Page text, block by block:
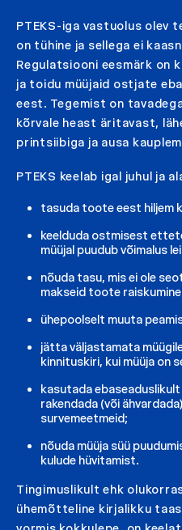
PTEKS-iga vastuolus olev
on tühine ja sellega ei
Regulatsiooni eesmärk on
ja toidu müüjaid ostjate
eest. Tegemist on
kõrvale heast äritavast,
printsiibiga ja ausa
PTEKS keelab igal juhul ja
tasuda toote eest hiljem
keelduda ostmisest
müüjal puudub võimalus
nõuda tasu, mis ei ole
makseid toote
ühepoolselt muuta
jätta väljastamata
kinnituskiri, kui müüja on
kasutada
rakendada (või
survemeetmeid;
nõuda müüja süü
kulude hüvitamist.
Tingimuslikult ehk
ühemõtteline kirjalikku